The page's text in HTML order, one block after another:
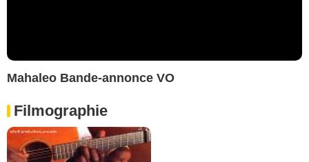
Mahaleo Bande-annonce VO
Filmographie